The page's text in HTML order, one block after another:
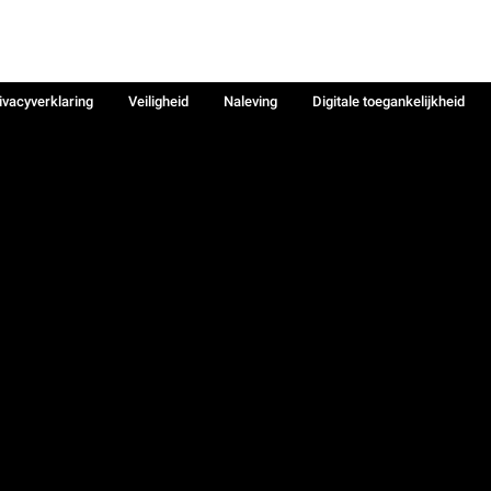
Veiligheid Naleving
Digitale toegankelijkheid